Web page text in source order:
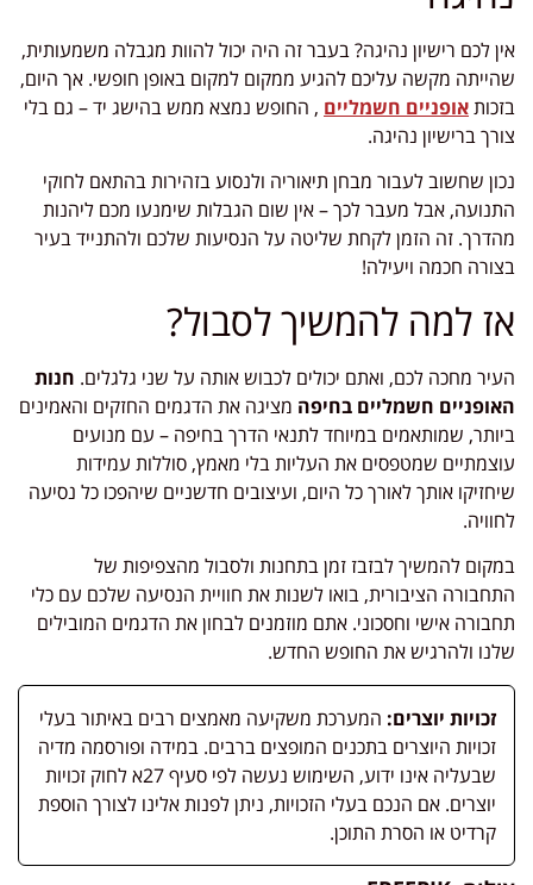
אין לכם רישיון נהיגה? בעבר זה היה יכול להוות מגבלה משמעותית,
שהייתה מקשה עליכם להגיע ממקום למקום באופן חופשי. אך היום,
בזכותאופניים חשמליים , החופש נמצא ממש בהישג יד – גם בלי
צורך ברישיון נהיגה.
נכון שחשוב לעבור מבחן תיאוריה ולנסוע בזהירות בהתאם לחוקי
התנועה, אבל מעבר לכך – אין שום הגבלות שימנעו מכם ליהנות
מהדרך. זה הזמן לקחת שליטה על הנסיעות שלכם ולהתנייד בעיר
בצורה חכמה ויעילה!
אז למה להמשיך לסבול?
העיר מחכה לכם, ואתם יכולים לכבוש אותה על שני גלגלים. חנות
האופניים חשמליים בחיפה מציגה את הדגמים החזקים והאמינים
ביותר, שמותאמים במיוחד לתנאי הדרך בחיפה – עם מנועים
עוצמתיים שמטפסים את העליות בלי מאמץ, סוללות עמידות
שיחזיקו אותך לאורך כל היום, ועיצובים חדשניים שיהפכו כל נסיעה
לחוויה.
במקום להמשיך לבזבז זמן בתחנות ולסבול מהצפיפות של
התחבורה הציבורית, בואו לשנות את חוויית הנסיעה שלכם עם כלי
תחבורה אישי וחסכוני. אתם מוזמנים לבחון את הדגמים המובילים
שלנו ולהרגיש את החופש החדש.
זכויות יוצרים: המערכת משקיעה מאמצים רבים באיתור בעלי
זכויות היוצרים בתכנים המופצים ברבים. במידה ופורסמה מדיה
שבעליה אינו ידוע, השימוש נעשה לפי סעיף 27א לחוק זכויות
יוצרים. אם הנכם בעלי הזכויות, ניתן לפנות אלינו לצורך הוספת
קרדיט או הסרת התוכן.